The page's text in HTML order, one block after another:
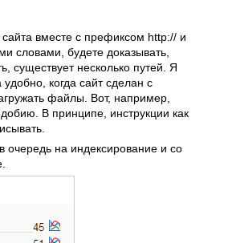
вместе с префиксом http:// и
словами, будете доказывать,
существует несколько путей. Я
когда сайт сделан с
файлы. Вот, например,
В принципе, инструкции как
очередь на индексирование и со